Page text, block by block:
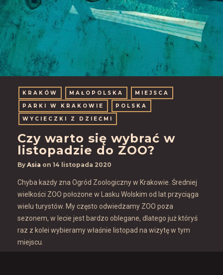
KRAKÓW MAŁOPOLSKA
MIEJSCA
PARKI W KRAKOWIE
POLSKA
WYCIECZKI Z DZIEĆMI
Czy warto się wybrać w
listopadzie do ZOO?
By Asia on 14 listopada 2020
Chyba każdy zna Ogród Zoologiczny w Krakowie. Średniej
wielkości ZOO położone w Lasku Wolskim od lat przyciąga
wielu turystów. My często odwiedzamy ZOO poza
sezonem, w lecie jest bardzo oblegane, dlatego już któryś
raz z kolei wybieramy właśnie listopad na wizytę w tym
miejscu.